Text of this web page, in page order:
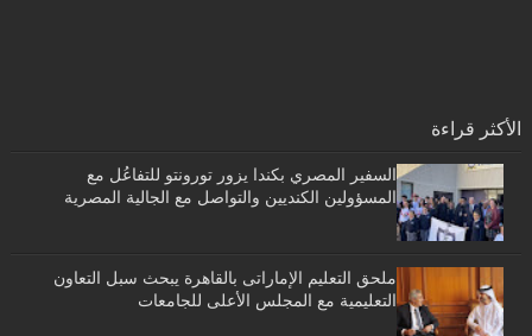
الأكثر قراءة
السفير المصري بكندا يزور تورونتو للتفاعُل مع
المسؤولين الكنديين والتواصل مع الجالية المصرية
ملحق التعليم الإماراتى بالقاهرة يبحث سبل التعاون
التعليمية مع المجلس الأعلى للجامعات